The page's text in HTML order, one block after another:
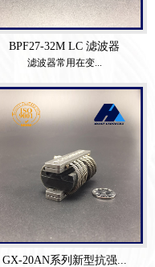
BPF27-32M LC 滤波器
滤波器常用在变...
GX-20AN系列新型抗强...